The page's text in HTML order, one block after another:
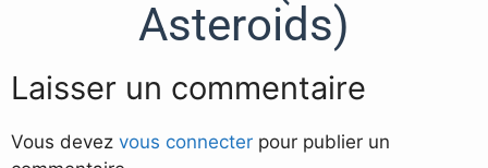
Asteroids)
Laisser un commentaire
Vous devez vous connecter pour publier un